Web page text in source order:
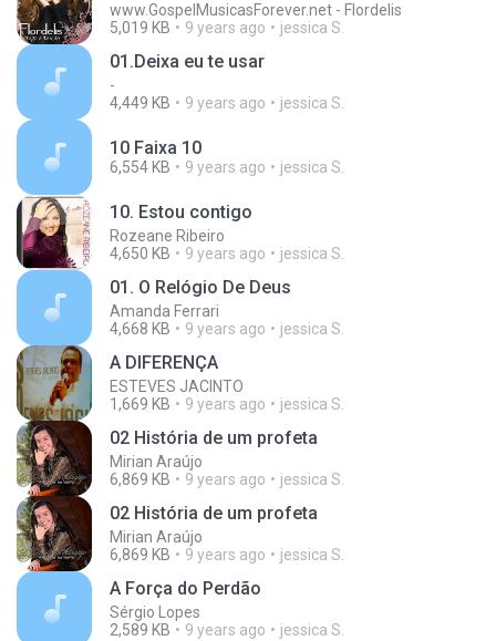
www.GospelMusicasForever.net - Flordelis
5,019 KB
9 years ago jessica S.
01.Deixa eu te usar
-
4,449 KB
9 years ago jessica S.
10 Faixa 10
6,554 KB 9 years ago jessica S.
10. Estou contigo
Rozeane Ribeiro
4,650 KB
9 years ago jessica S.
01. O Relógio De Deus
Amanda Ferrari
4,668 KB
9 years ago jessica S.
A DIFERENÇA
ESTEVES JACINTO
1,669 KB
9 years ago jessica S.
02 História de um profeta
Mirian Araújo
6,869 KB
9 years ago jessica S.
02 História de um profeta
Mirian Araújo
6,869 KB
9 years ago jessica S.
A Força do Perdão
Sérgio Lopes
2,589 KB
9 years ago jessica S.